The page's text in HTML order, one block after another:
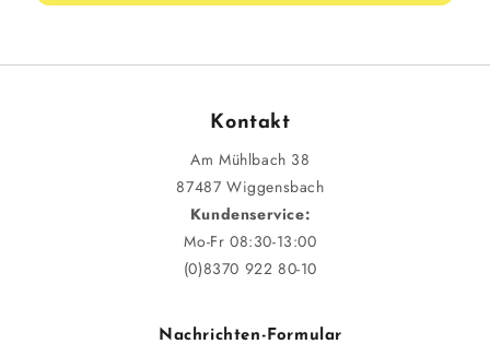
Kontakt
Am Mühlbach 38
87487 Wiggensbach
Kundenservice:
Mo-Fr 08:30-13:00
(0)8370 922 80-10
Nachrichten-Formular